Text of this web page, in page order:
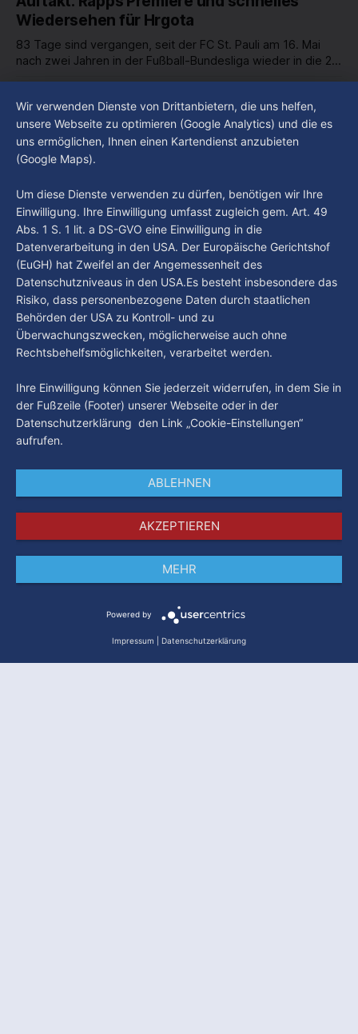
Wiedersehen für Hrgota
83 Tage sind vergangen, seit der FC St. Pauli am 16. Mai
nach zwei Jahren in der Fußball-Bundesliga wieder in die 2.
haben den Kiezclub verlassen. Dafür kamen in den letzten
Wochen einige
Im Gespräch mit Christian Pothe - Heute zu
Gast: Götz Tintelnot
By Luca Kimmel 6. Aug. 2026
Nissi's Kunstwelt - Folge 18
By Luca Kimmel 6. Aug. 2026
Datenschutz
Wir verwenden Dienste von Drittanbietern, die uns helfen,
unsere Webseite zu optimieren (Google Analytics) und die es
uns ermöglichen, Ihnen einen Kartendienst anzubieten
(Google Maps).
Um diese Dienste verwenden zu dürfen, benötigen wir Ihre
Einwilligung. Ihre Einwilligung umfasst zugleich gem. Art. 49
Abs. 1 S. 1 lit. a DS-GVO eine Einwilligung in die
Datenverarbeitung in den USA. Der Europäische Gerichtshof
(EuGH) hat Zweifel an der Angemessenheit des
Datenschutzniveaus in den USA.Es besteht insbesondere das
Risiko, dass personenbezogene Daten durch staatlichen
Behörden der USA zu Kontroll- und zu
Überwachungszwecken, möglicherweise auch ohne
Rechtsbehelfsmöglichkeiten, verarbeitet werden.
Ihre Einwilligung können Sie jederzeit widerrufen, in dem Sie in
der Fußzeile (Footer) unserer Webseite oder in der
Datenschutzerklärung den Link „Cookie-Einstellungen“
aufrufen.
ABLEHNEN
AKZEPTIEREN
MEHR
Powered by
Impressum Datenschutzerklärung